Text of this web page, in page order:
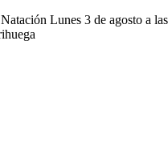
Lunes 3 de agosto a las